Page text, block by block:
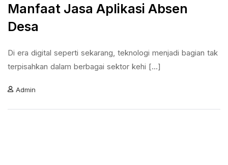
Manfaat Jasa Aplikasi Absen
Desa
Di era digital seperti sekarang, teknologi menjadi bagian tak
terpisahkan dalam berbagai sektor kehi [...]
Admin